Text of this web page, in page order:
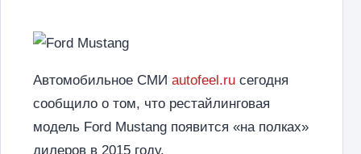
Автомобильное СМИ autofeel.ru сегодня
сообщило о том, что рестайлинговая
модель Ford Mustang появится «на полках»
дилеров в 2015 году.